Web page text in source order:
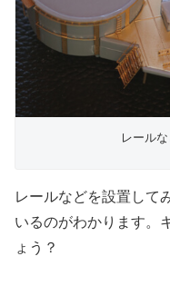
レール
レールなどを設置して
いるのがわかります。
ょう？